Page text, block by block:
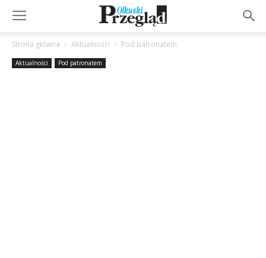
Strona główna Aktualności Pod patronatem
Aktualności Pod patronatem